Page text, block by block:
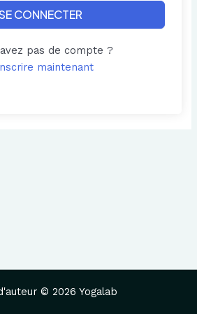
CONNECTER
pas de compte ?
maintenant
© 2026 Yogalab